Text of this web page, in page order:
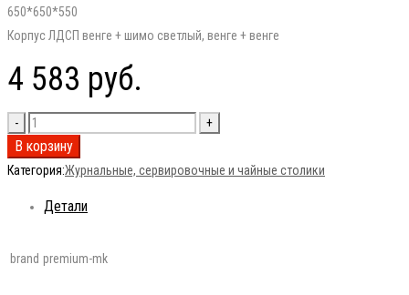
650*650*550
Корпус ЛДСП венге + шимо светлый, венге + венге
4 583 руб.
В корзину
Категория:Журнальные, сервировочные и чайные столики
Детали
brand premium-mk